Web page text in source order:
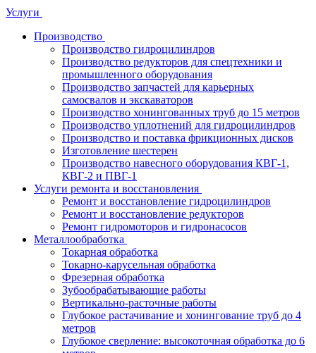
Услуги
Производство
Производство гидроцилиндров
Производство редукторов для спецтехники и
промышленного оборудования
Производство запчастей для карьерных
самосвалов и экскаваторов
Производство хонингованных труб до 15 метров
Производство уплотнений для гидроцилиндров
Производство и поставка фрикционных дисков
Изготовление шестерен
Производство навесного оборудования КВГ-1,
КВГ-2 и ПВГ-1
Услуги ремонта и восстановления
Ремонт и восстановление гидроцилиндров
Ремонт и восстановление редукторов
Ремонт гидромоторов и гидронасосов
Металлообработка
Токарная обработка
Токарно-карусельная обработка
Фрезерная обработка
Зубообрабатывающие работы
Вертикально-расточные работы
Глубокое растачивание и хонингование труб до 4
метров
Глубокое сверление: высокоточная обработка до 6